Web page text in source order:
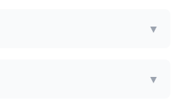
▼
▼